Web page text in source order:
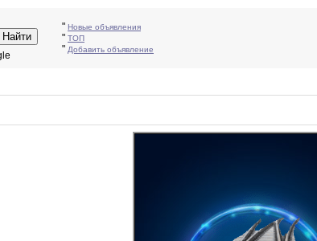
" Новые объявления
" ТОП
" Добавить объявление